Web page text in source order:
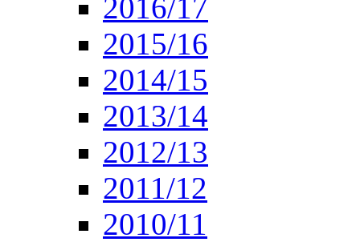
2016/17
2015/16
2014/15
2013/14
2012/13
2011/12
2010/11